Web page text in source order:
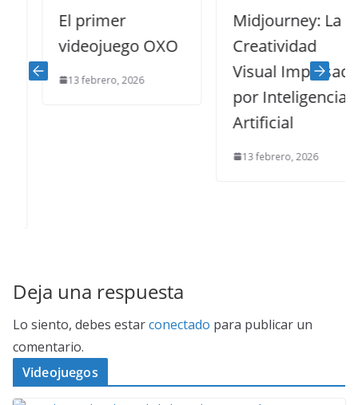
El primer
videojuego OXO
13 febrero, 2026
Midjourney: La
Creatividad
Visual Impulsada
por Inteligencia
Artificial
13 febrero, 2026
Deja una respuesta
Lo siento, debes estarconectado para publicar un
comentario.
Videojuegos